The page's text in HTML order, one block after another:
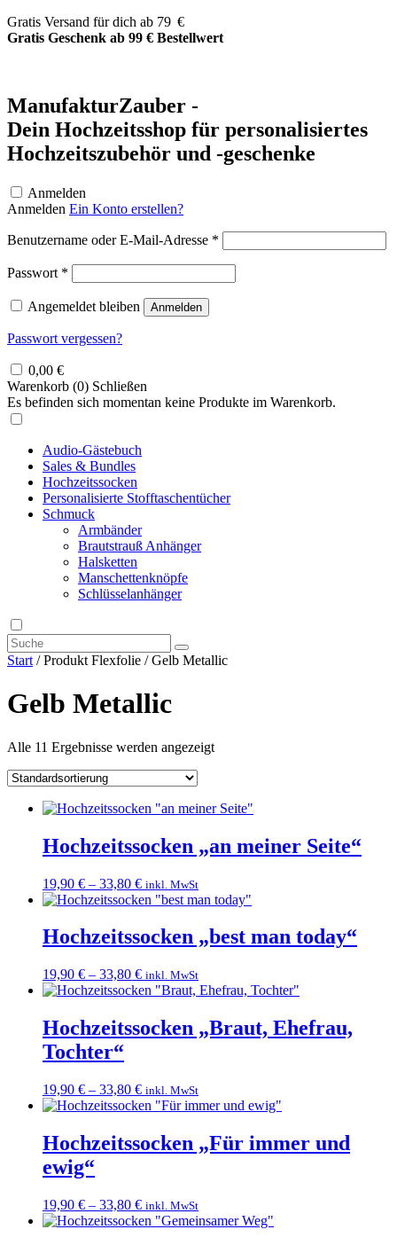
Zum
Inhalt
Gratis Versand für dich ab 79 €
Gratis Geschenk ab 99 € Bestellwert
ManufakturZauber -
Dein Hochzeitsshop für personalisiertes
Hochzeitszubehör und -geschenke
Anmelden
Anmelden Ein Konto erstellen?
Benutzername oder E-Mail-Adresse *
Passwort *
Angemeldet bleiben Anmelden
Passwort vergessen?
0,00 €
Warenkorb (0) Schließen
Es befinden sich momentan keine Produkte im Warenkorb.
Audio-Gästebuch
Sales & Bundles
Hochzeitssocken
Personalisierte Stofftaschentücher
Schmuck
Armbänder
Brautstrauß Anhänger
Halsketten
Manschettenknöpfe
Schlüsselanhänger
Start / Produkt Flexfolie / Gelb Metallic
Gelb Metallic
Alle 11 Ergebnisse werden angezeigt
Hochzeitssocken „an meiner Seite“
19,90 € – 33,80 € inkl. MwSt
Hochzeitssocken „best man today“
19,90 € – 33,80 € inkl. MwSt
Hochzeitssocken „Braut, Ehefrau,
Tochter“
19,90 € – 33,80 € inkl. MwSt
Hochzeitssocken „Für immer und
ewig“
19,90 € – 33,80 € inkl. MwSt